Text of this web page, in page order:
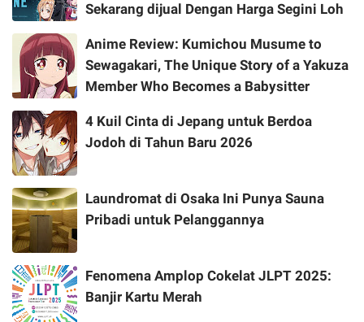
Sekarang dijual Dengan Harga Segini Loh
Anime Review: Kumichou Musume to
Sewagakari, The Unique Story of a Yakuza
Member Who Becomes a Babysitter
4 Kuil Cinta di Jepang untuk Berdoa
Jodoh di Tahun Baru 2026
Laundromat di Osaka Ini Punya Sauna
Pribadi untuk Pelanggannya
Fenomena Amplop Cokelat JLPT 2025:
Banjir Kartu Merah